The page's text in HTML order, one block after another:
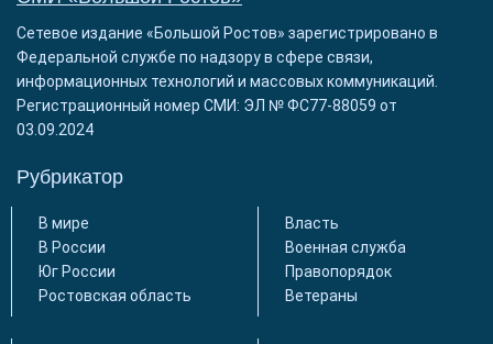
Сетевое издание «Большой Ростов» зарегистрировано в
Федеральной службе по надзору в сфере связи,
информационных технологий и массовых коммуникаций.
Регистрационный номер СМИ: ЭЛ № ФС77-88059 от
03.09.2024
Рубрикатор
В мире
В России
Юг России
Ростовская область
Власть
Военная служба
Правопорядок
Ветераны